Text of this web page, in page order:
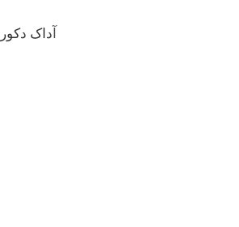
آداک دکور